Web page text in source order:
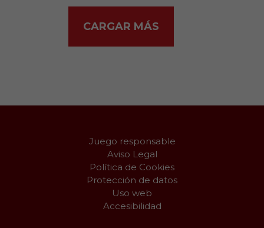
CARGAR MÁS
Juego responsable
Aviso Legal
Política de Cookies
Protección de datos
Uso web
Accesibilidad